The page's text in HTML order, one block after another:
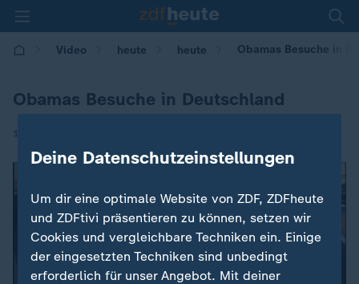
Video heute heute Obamas Besuche in
Obamas Besuche in Deutschland
16.11.2016 | 10:18
Deine Datenschutzeinstellungen
Um dir eine optimale Website von ZDF, ZDFheute
und ZDFtivi präsentieren zu können, setzen wir
Cookies und vergleichbare Techniken ein. Einige
der eingesetzten Techniken sind unbedingt
erforderlich für unser Angebot. Mit deiner